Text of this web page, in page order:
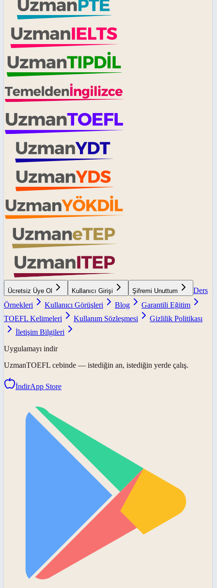
Ücretsiz Üye Ol Kullanıcı Girişi Şifremi Unuttum
Ders
Örnekleri
Kullanıcı Görüşleri Blog
Garantili Eğitim
TOEFL Kelimeleri
Kullanım Sözleşmesi
Gizlilik Politikası
İletişim Bilgileri
Uygulamayı indir
UzmanTOEFL cebinde — istediğin an, istediğin yerde çalış.
İndirApp Store